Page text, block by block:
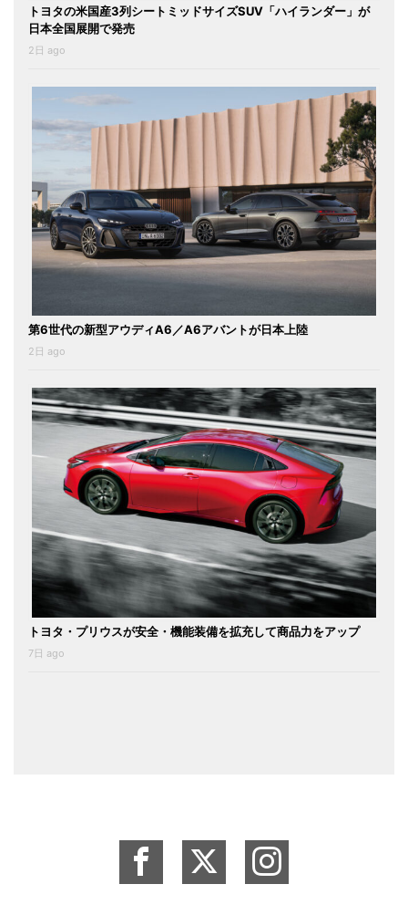
トヨタの米国産3列シートミッドサイズSUV「ハイランダー」が
日本全国展開で発売
2日 ago
第6世代の新型アウディA6／A6アバントが日本上陸
2日 ago
トヨタ・プリウスが安全・機能装備を拡充して商品力をアップ
7日 ago